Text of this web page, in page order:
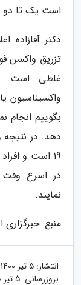
است یک تا دو
دکتر آقازاده
تزریق واکسن
غلطی است.
واکسیناسیون
دهد. در نتیجه
در اسرع وقت
نمایند.
منبع: خبرگزاری
انتشار: 5 تیر 1400
بروزرسانی: 5 تیر 1400